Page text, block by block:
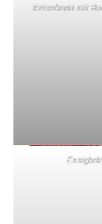
Entenbrust mit